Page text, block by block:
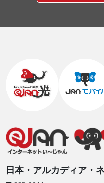
日本・アルカディア・